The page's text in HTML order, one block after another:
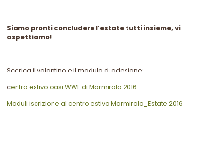
Siamo pronti concludere l’estate tutti insieme, vi
aspettiamo!
Scarica il volantino e il modulo di adesione:
centro estivo oasi WWF di Marmirolo 2016
Moduli iscrizione al centro estivo Marmirolo_Estate 2016